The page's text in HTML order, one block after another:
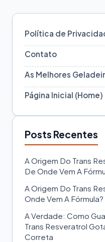
Política de
Contato
As Melhores
Página Inicial (Home)
Posts Recentes
A Origem Do Trans
De Onde Vem A
A Origem Do Trans
Onde Vem A Fórmula?
A Verdade: Como
Trans Resveratrol
Correta